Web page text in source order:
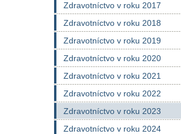
Zdravotníctvo v roku 2017
Zdravotníctvo v roku 2018
Zdravotníctvo v roku 2019
Zdravotníctvo v roku 2020
Zdravotníctvo v roku 2021
Zdravotníctvo v roku 2022
Zdravotníctvo v roku 2023
Zdravotníctvo v roku 2024